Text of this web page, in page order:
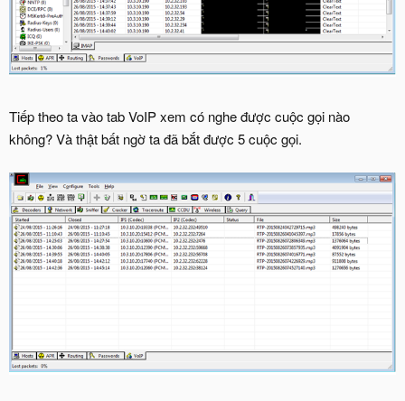
Tiếp theo ta vào tab VoIP xem có nghe được cuộc gọi nào
không? Và thật bất ngờ ta đã bắt được 5 cuộc gọi.